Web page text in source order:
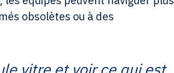
obsolètes ou à des
vitre et voir ce qui est